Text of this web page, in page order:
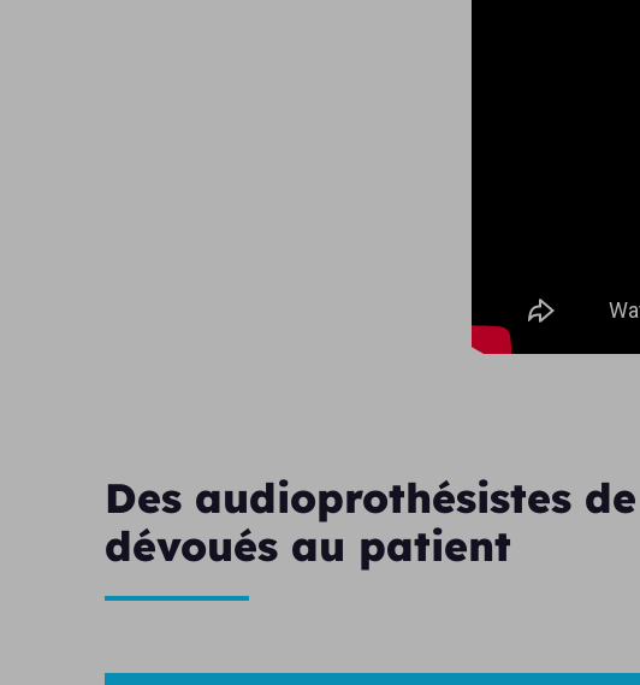
Des audioprothésistes
dévoués au patient